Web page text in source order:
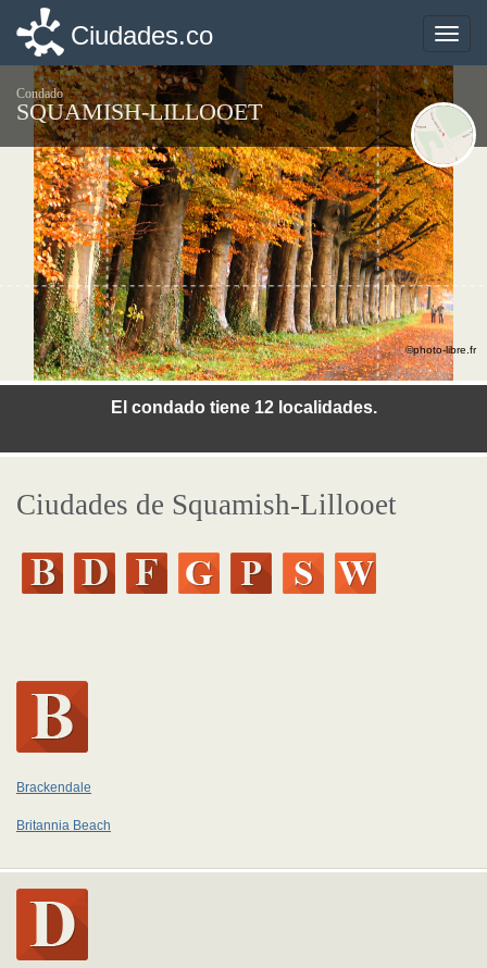
Toggle
Ciudades.co
Condado
SQUAMISH-LILLOOET
El condado tiene 12 localidades.
©photo-libre.fr
Ciudades de Squamish-Lillooet
Brackendale
Britannia Beach
Toggle
Ciudades.co